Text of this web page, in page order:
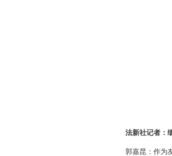
法新社记者：
郭嘉昆：作为